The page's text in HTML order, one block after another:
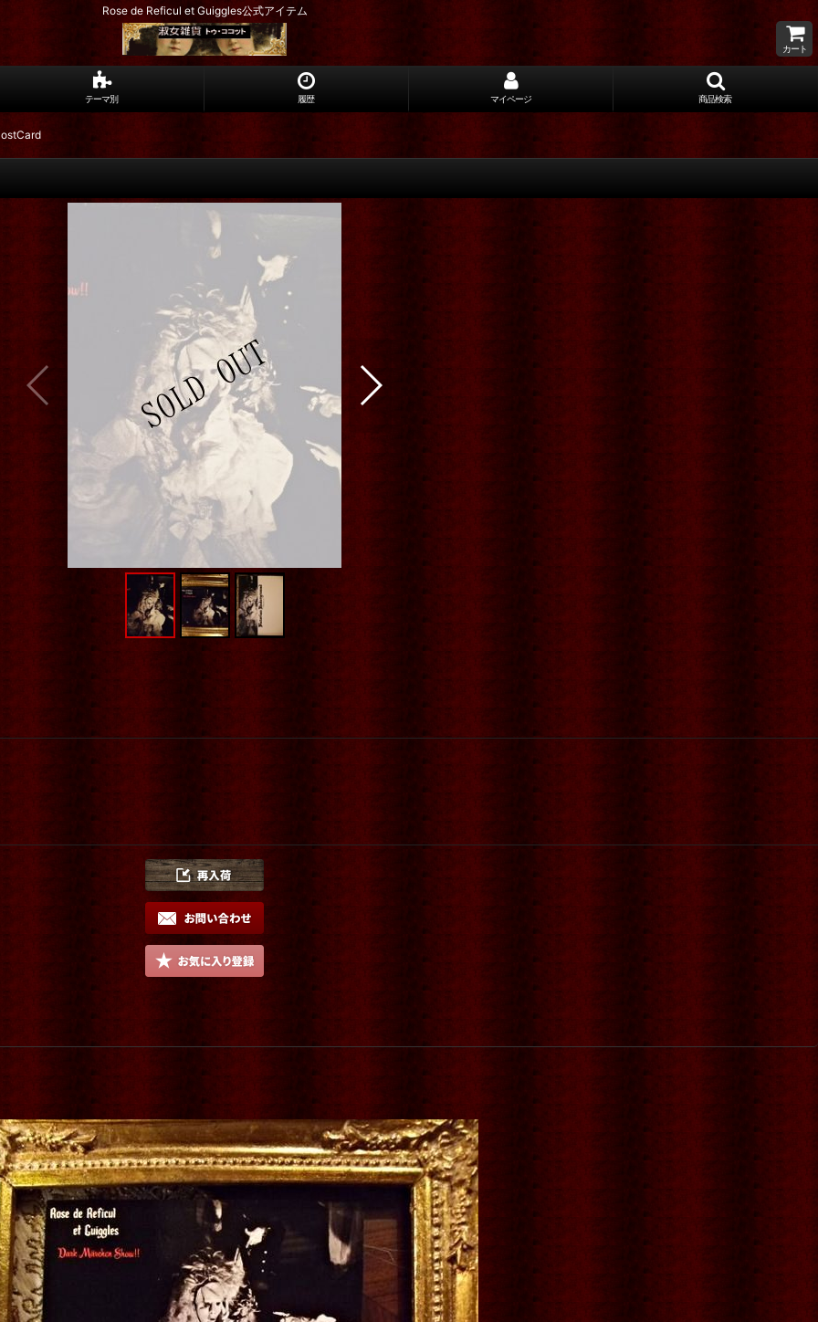
Rose de Reficul et Guiggles公式アイテム
カート
テーマ別 履歴 マイページ 商品検索